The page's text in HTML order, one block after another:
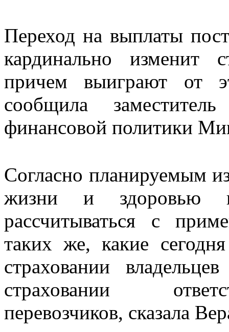
Переход на выплаты
кардинально
причем выиграют от
сообщила
финансовой политики
Согласно планируемым
жизни и здоровью
рассчитываться с
таких же, какие
страховании
страховании
перевозчиков, сказала